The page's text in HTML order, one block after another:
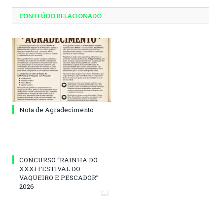
CONTEÚDO RELACIONADO
Nota de Agradecimento
CONCURSO “RAINHA DO
XXXI FESTIVAL DO
VAQUEIRO E PESCADOR”
2026